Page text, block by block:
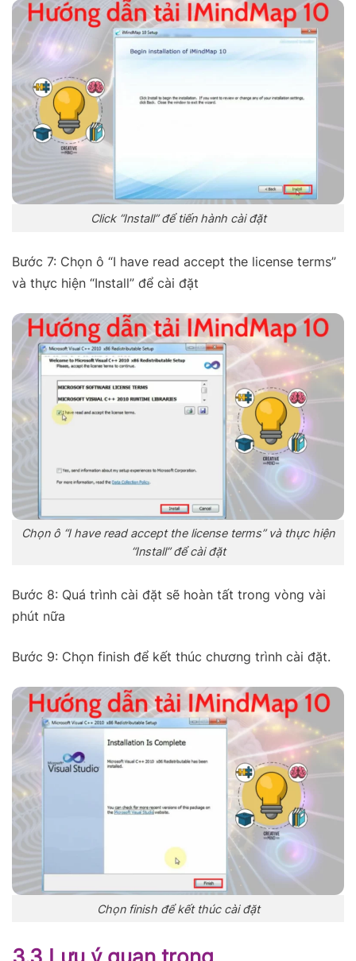
Click “Install” để tiến hành cài đặt
Bước 7: Chọn ô “I have read accept the license terms”
và thực hiện “Install” để cài đặt
Chọn ô “I have read accept the license terms” và thực hiện
“Install” để cài đặt
Bước 8: Quá trình cài đặt sẽ hoàn tất trong vòng vài
phút nữa
Bước 9: Chọn finish để kết thúc chương trình cài đặt.
Chọn finish để kết thúc cài đặt